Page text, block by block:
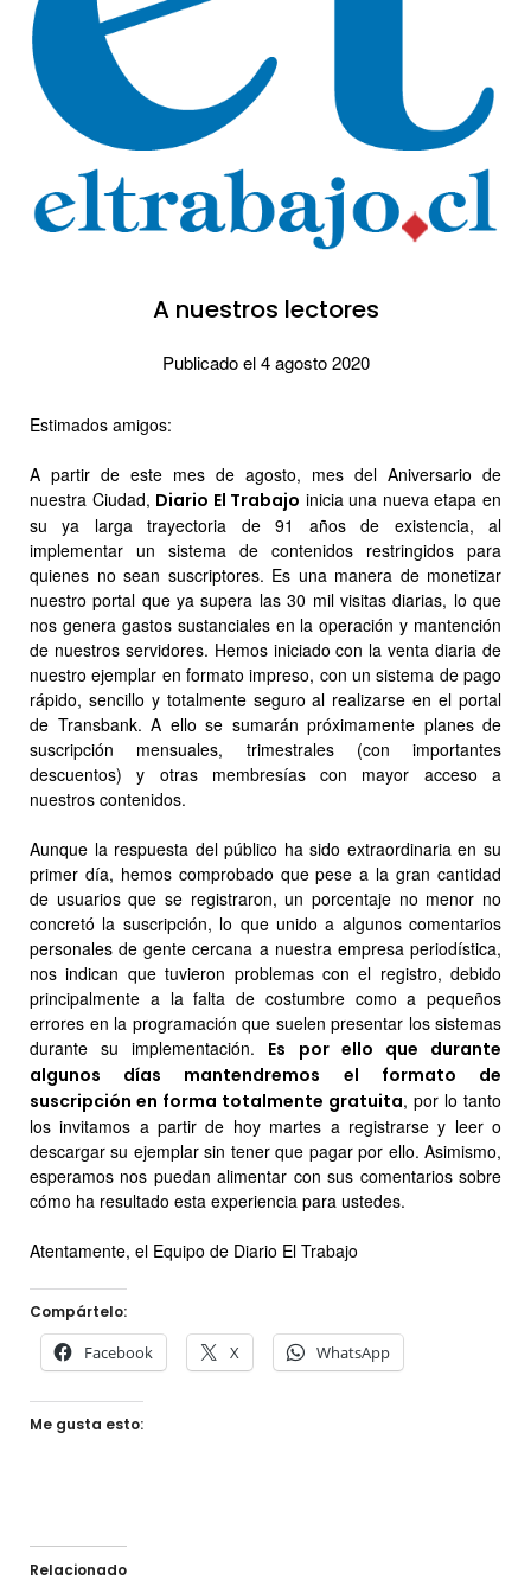
A nuestros lectores
Publicado el 4 agosto 2020
Estimados amigos:
A partir de este mes de agosto, mes del Aniversario de
nuestra Ciudad, Diario El Trabajo inicia una nueva etapa en
su ya larga trayectoria de 91 años de existencia, al
implementar un sistema de contenidos restringidos para
quienes no sean suscriptores. Es una manera de monetizar
nuestro portal que ya supera las 30 mil visitas diarias, lo que
nos genera gastos sustanciales en la operación y mantención
de nuestros servidores. Hemos iniciado con la venta diaria de
nuestro ejemplar en formato impreso, con un sistema de pago
rápido, sencillo y totalmente seguro al realizarse en el portal
de Transbank. A ello se sumarán próximamente planes de
suscripción mensuales, trimestrales (con importantes
descuentos) y otras membresías con mayor acceso a
nuestros contenidos.
Aunque la respuesta del público ha sido extraordinaria en su
primer día, hemos comprobado que pese a la gran cantidad
de usuarios que se registraron, un porcentaje no menor no
concretó la suscripción, lo que unido a algunos comentarios
personales de gente cercana a nuestra empresa periodística,
nos indican que tuvieron problemas con el registro, debido
principalmente a la falta de costumbre como a pequeños
errores en la programación que suelen presentar los sistemas
durante su implementación. Es por ello que durante
algunos días mantendremos el formato de
suscripción en forma totalmente gratuita, por lo tanto
los invitamos a partir de hoy martes a registrarse y leer o
descargar su ejemplar sin tener que pagar por ello. Asimismo,
esperamos nos puedan alimentar con sus comentarios sobre
cómo ha resultado esta experiencia para ustedes.
Atentamente, el Equipo de Diario El Trabajo
Compártelo:
Facebook X WhatsApp
Me gusta esto:
Relacionado